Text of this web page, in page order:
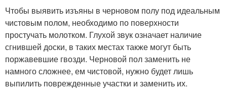
Чтобы выявить изъяны в черновом полу под идеальным
чистовым полом, необходимо по поверхности
простучать молотком. Глухой звук означает наличие
сгнившей доски, в таких местах также могут быть
поржавевшие гвозди. Черновой пол заменить не
намного сложнее, ем чистовой, нужно будет лишь
выпилить поврежденные участки и заменить их.